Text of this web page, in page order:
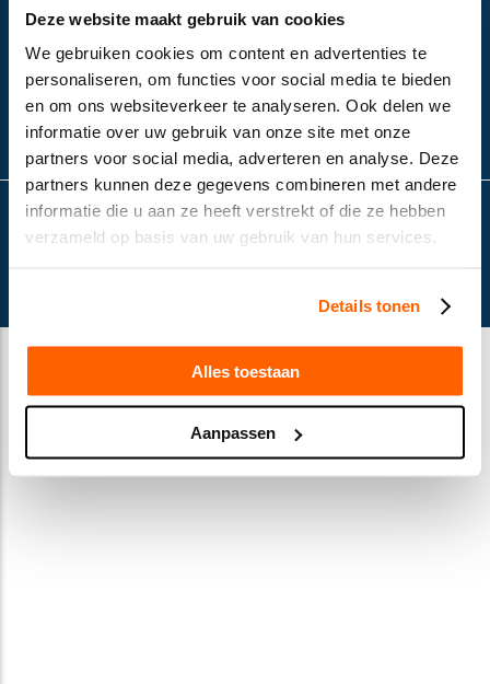
Deze website maakt gebruik van cookies
We gebruiken cookies om content en advertenties te
personaliseren, om functies voor social media te bieden
en om ons websiteverkeer te analyseren. Ook delen we
informatie over uw gebruik van onze site met onze
partners voor social media, adverteren en analyse. Deze
partners kunnen deze gegevens combineren met andere
informatie die u aan ze heeft verstrekt of die ze hebben
verzameld op basis van uw gebruik van hun services.
Details tonen
Alles toestaan
Aanpassen
Nijverheidsweg 6
6662 NG Elst (Gld), the Netherlands
VAT number:NL852532143B01
+31 (0)481-374757
info@gusella-bakker.com